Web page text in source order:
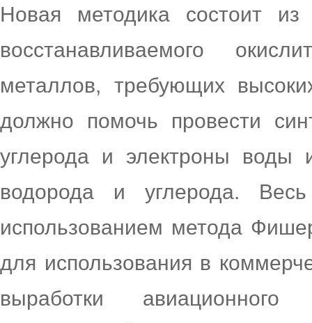
Новая методика состоит
восстанавливаемого
металлов, требующих
должно помочь провести
углерода и электроны воды
водорода и углерода. Весь
использованием метода
для использования в
выработки